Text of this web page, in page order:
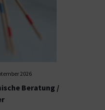
2026
Beratung /